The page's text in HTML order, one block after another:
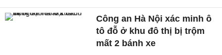
Công an Hà Nội xác minh ô
tô đỗ ở khu đô thị bị trộm
mất 2 bánh xe